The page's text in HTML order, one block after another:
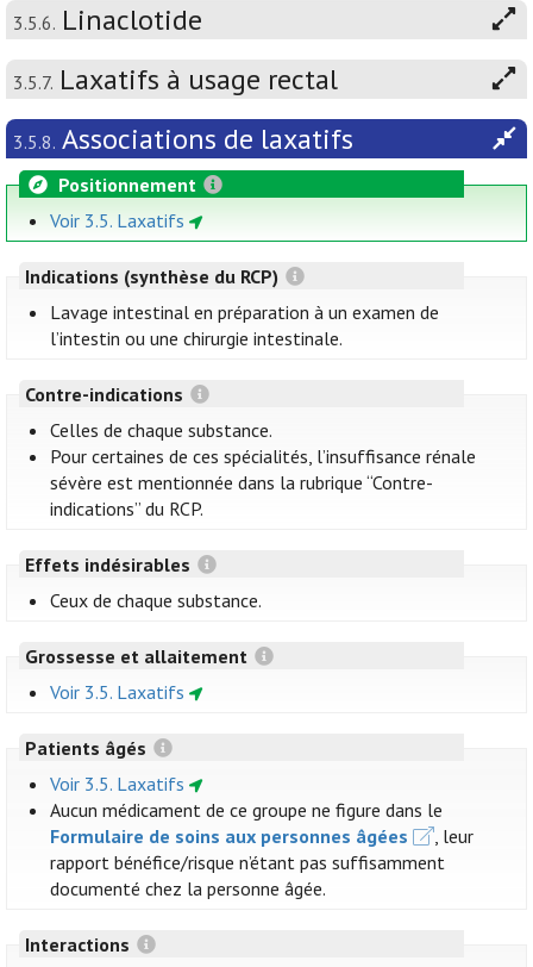
3.5.6. Linaclotide
3.5.7. Laxatifs à usage rectal
3.5.8. Associations de laxatifs
Positionnement
Voir 3.5. Laxatifs
Indications (synthèse du RCP)
Lavage intestinal en préparation à un examen de
l’intestin ou une chirurgie intestinale.
Contre-indications
Celles de chaque substance.
Pour certaines de ces spécialités, l’insuffisance rénale
sévère est mentionnée dans la rubrique “Contre-
indications” du RCP.
Effets indésirables
Ceux de chaque substance.
Grossesse et allaitement
Voir 3.5. Laxatifs
Patients âgés
Voir 3.5. Laxatifs
Aucun médicament de ce groupe ne figure dans le
Formulaire de soins aux personnes âgées
, leur
rapport bénéfice/risque n’étant pas suffisamment
documenté chez la personne âgée.
Interactions